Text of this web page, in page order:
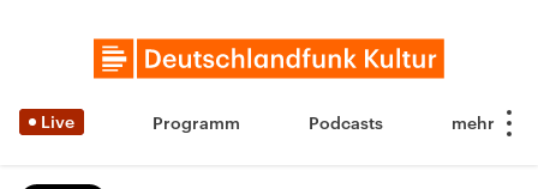
Live Programm Podcasts